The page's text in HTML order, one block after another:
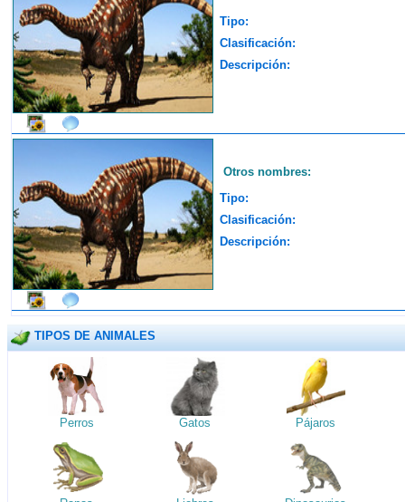
Tipo:
Clasificación:
Descripción:
Otros nombres:
Tipo:
Clasificación:
Descripción:
TIPOS DE ANIMALES
Perros Gatos Pájaros